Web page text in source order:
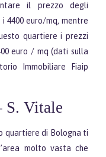
il prezzo degli
4400 euro/mq, mentre
quartiere i prezzi
euro / mq (dati sulla
Immobiliare Fiaip
S. Vitale
quartiere di Bologna ti
molto vasta che